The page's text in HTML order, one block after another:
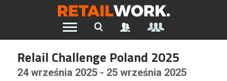
Znajdź pracę w branży Retail &
Ecommerce
Relail Challenge Poland 2025
24 września 2025 - 25 września 2025